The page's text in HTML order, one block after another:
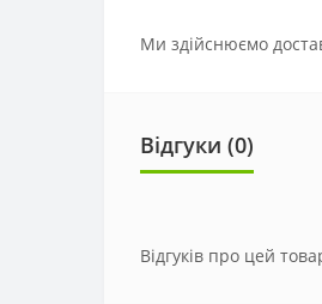
Ми здійснюємо
Відгуки (0)
Відгуків про цей